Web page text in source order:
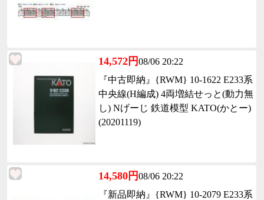
14,572円08/06 20:22
『中古即納』{RWM} 10-1622 E233系
中央線(H編成) 4両増結せっと(動力無
し) Nげーじ 鉄道模型 KATO(かとー)
(20201119)
14,580円08/06 20:22
『新品即納』{RWM} 10-2079 E233系